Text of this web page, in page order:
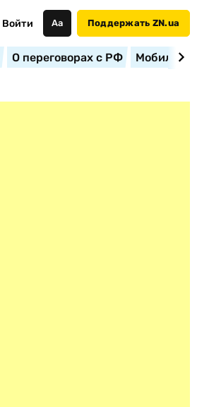
Войти Аа Поддержать ZN.ua
О переговорах с РФ